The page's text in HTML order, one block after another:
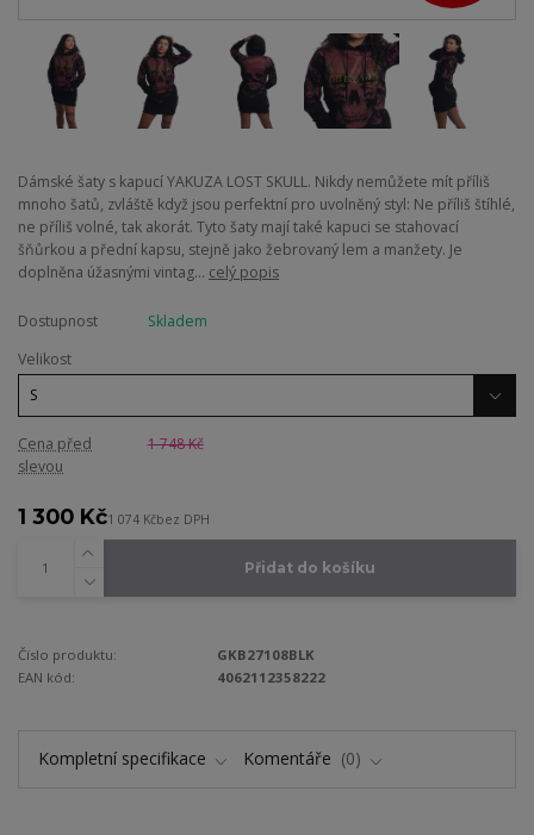
Dámské šaty s kapucí YAKUZA LOST SKULL. Nikdy nemůžete mít příliš
mnoho šatů, zvláště když jsou perfektní pro uvolněný styl: Ne příliš štíhlé,
ne příliš volné, tak akorát. Tyto šaty mají také kapuci se stahovací
šňůrkou a přední kapsu, stejně jako žebrovaný lem a manžety. Je
doplněna úžasnými vintag... celý popis
Dostupnost
Skladem
Velikost
Cena před
slevou
1 748 Kč
1 300 Kč1 074 Kčbez DPH
Přidat do košíku
Číslo produktu:
GKB27108BLK
EAN kód:
4062112358222
Kompletní specifikace Komentáře 0